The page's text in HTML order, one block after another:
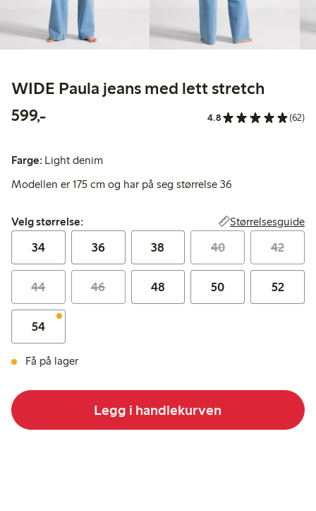
WIDE Paula jeans med lett stretch
599,-599,00 kr 4.8 (62)
Farge: Light denim
Modellen er 175 cm og har på seg størrelse 36
Velg størrelse:
Velg størrelse: Størrelsesguide
34 36 38 40 42
44 46 48 50 52
54
Få på lager
Legg i handlekurven